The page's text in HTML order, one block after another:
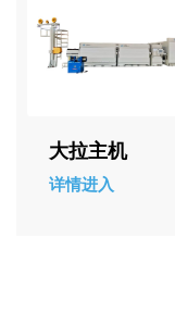
小拉机
详情进入